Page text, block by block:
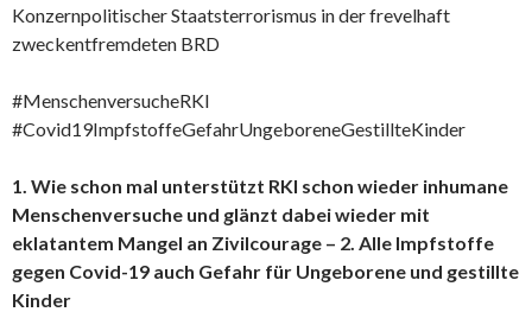
Konzernpolitischer Staatsterrorismus in der frevelhaft
zweckentfremdeten BRD
#MenschenversucheRKI
#Covid19ImpfstoffeGefahrUngeboreneGestillteKinder
1. Wie schon mal unterstützt RKI schon wieder inhumane
Menschenversuche und glänzt dabei wieder mit
eklatantem Mangel an Zivilcourage – 2. Alle Impfstoffe
gegen Covid-19 auch Gefahr für Ungeborene und gestillte
Kinder